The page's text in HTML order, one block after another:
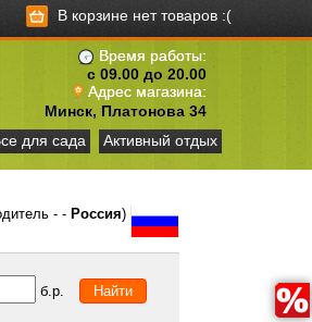
В корзине нет товаров :(
Время работы:
с 09.00 до 20.00
Адрес магазина:
Минск, Платонова 34
для сада Активный отдых
- - Россия)
б.р.